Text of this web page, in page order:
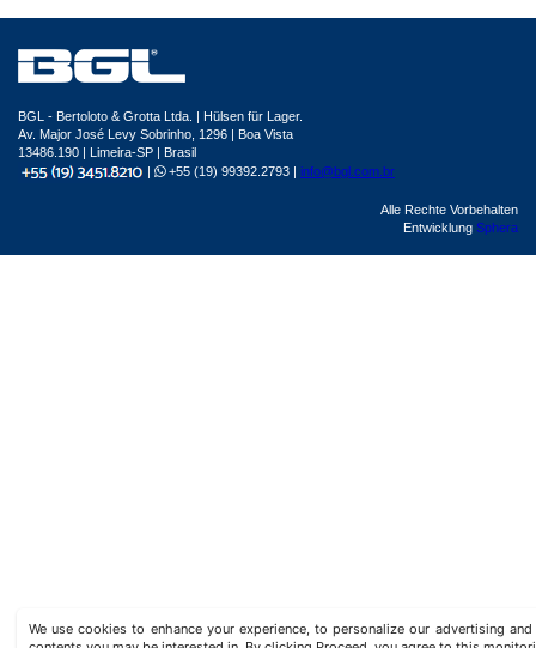
We use cookies to enhance your experience, to personalize our advertising
BGL - Bertoloto & Grotta Ltda. | Hülsen für Lager.
Av. Major José Levy Sobrinho, 1296 | Boa Vista
13486.190 | Limeira-SP | Brasil
|
+55 (19) 99392.2793 | info@bgl.com.br
Alle Rechte Vorbehalten
Entwicklung Sphera